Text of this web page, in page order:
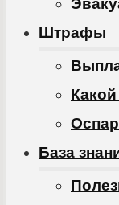
Штрафы
База